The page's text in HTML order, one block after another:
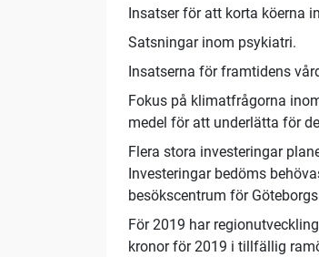
Insatser för att korta köerna
Satsningar inom psykiatri.
Insatserna för framtidens
Fokus på klimatfrågorna
medel för att underlätta för
Flera stora investeringar
Investeringar bedöms
besökscentrum för
För 2019 har
kronor för 2019 i tillfällig